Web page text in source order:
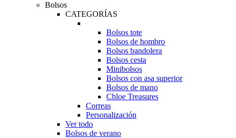
Bolsos
CATEGORÍAS
Bolsos tote
Bolsos de hombro
Bolsos bandolera
Bolsos cesta
Minibolsos
Bolsos con asa superior
Bolsos de mano
Chloe Treasures
Correas
Personalización
Ver todo
Bolsos de verano